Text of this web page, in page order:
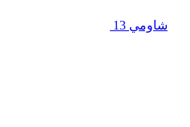
شاومي 13